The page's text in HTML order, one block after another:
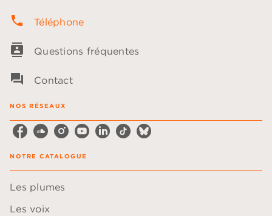
phone Téléphone
contacts Questions fréquentes
question_answer Contact
NOS RÉSEAUX
NOTRE CATALOGUE
Les plumes
Les voix